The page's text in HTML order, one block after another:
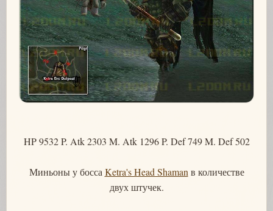
HP 9532 P. Atk 2303 M. Atk 1296 P. Def 749 M. Def 502
Миньоны у босса Ketra's Head Shaman в количестве
двух штучек.